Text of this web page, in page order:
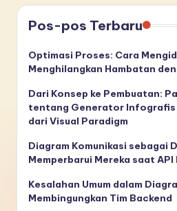
Pos-pos Terbaru
Optimasi Proses: Cara
Menghilangkan Hambatan
Dari Konsep ke Pembuatan:
tentang Generator Infografis
dari Visual Paradigm
Diagram Komunikasi sebagai
Memperbarui Mereka saat API
Kesalahan Umum dalam
Membingungkan Tim Backend